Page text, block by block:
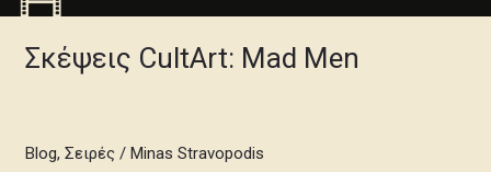
Σκέψεις CultArt: Mad Men
Blog, Σειρές/ Minas Stravopodis